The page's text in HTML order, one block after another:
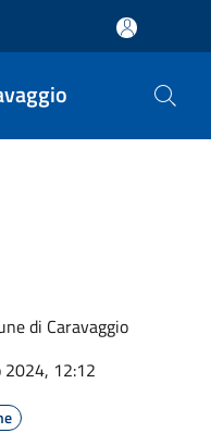
di Caravaggio
2024, 12:12